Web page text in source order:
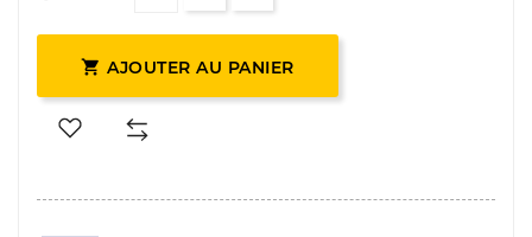
 AJOUTER AU PANIER